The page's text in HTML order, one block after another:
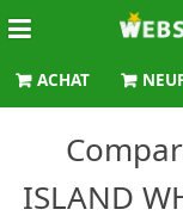
ACHAT
ISLAND